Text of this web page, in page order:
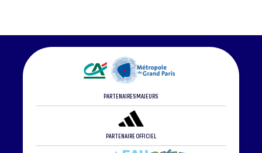
PARTENAIRES MAJEURS
PARTENAIRE OFFICIEL